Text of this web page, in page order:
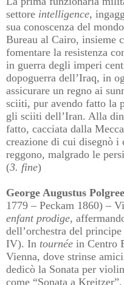
settore intelligence,
sua conoscenza del
Bureau al Cairo, insieme
fomentare la resistenza
in guerra degli imperi
dopoguerra dell’Iraq, in
assicurare un regno ai
sciiti, pur avendo fatto la
gli sciiti dell’Iran. Alla
fatto, cacciata dalla
creazione di cui disegnò i
reggono, malgrado le
(3. fine)
George Augustus
1779 – Peckam 1860) –
enfant prodige,
dell’orchestra del
IV). In tournée in Centro
Vienna, dove strinse
dedicò la Sonata per
come “Sonata a